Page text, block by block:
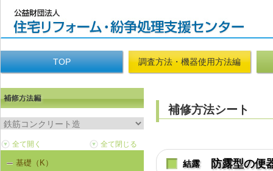
TOP 調査方法・機器使用方法編
基礎（K）
補修方法シート
結露 防露型の便